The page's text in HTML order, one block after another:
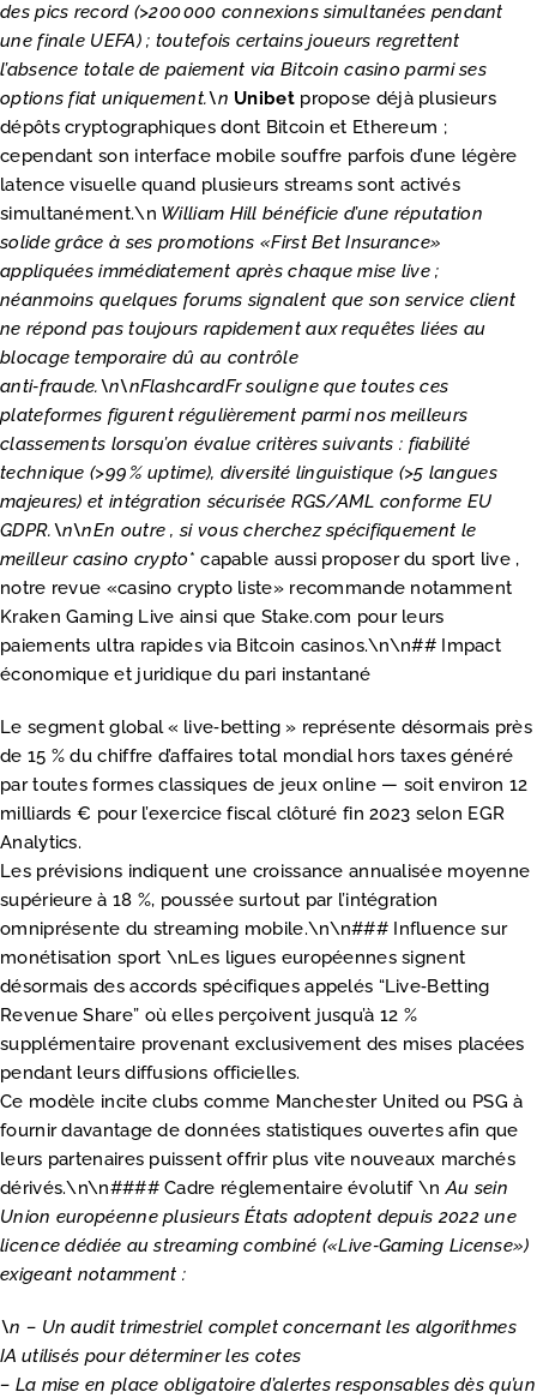
des pics record (>200 000 connexions simultanées pendant
une finale UEFA) ; toutefois certains joueurs regrettent
l’absence totale de paiement via Bitcoin casino parmi ses
options fiat uniquement.\n Unibetpropose déjà plusieurs
dépôts cryptographiques dont Bitcoin et Ethereum ;
cependant son interface mobile souffre parfois d’une légère
latence visuelle quand plusieurs streams sont activés
simultanément.\n William Hill bénéficie d’une réputation
solide grâce à ses promotions «​First Bet Insurance​»
appliquées immédiatement après chaque mise live ;
néanmoins quelques forums signalent que son service client
ne répond pas toujours rapidement aux requêtes liées au
blocage temporaire dû au contrôle
anti‑fraude.\n\nFlashcardFr souligne que toutes ces
plateformes figurent régulièrement parmi nos meilleurs
classements lorsqu’on évalue critères suivants : fiabilité
technique (>99 % uptime), diversité linguistique (>5 langues
majeures) et intégration sécurisée RGS/AML conforme EU
GDPR.\n\nEn outre , si vous cherchez spécifiquement le
meilleur casino crypto* capable aussi proposer du sport live ,
notre revue «casino crypto liste» recommande notamment
Kraken Gaming Live ainsi que Stake.com pour leurs
paiements ultra rapides via Bitcoin casinos.\n\n## Impact
économique et juridique du pari instantané
Le segment global « live‑betting » représente désormais près
de 15 % du chiffre d’affaires total mondial hors taxes généré
par toutes formes classiques de jeux online — soit environ 12
milliards € pour l’exercice fiscal clôturé fin 2023 selon EGR
Analytics.
Les prévisions indiquent une croissance annualisée moyenne
supérieure à 18 %, poussée surtout par l’intégration
omniprésente du streaming mobile.\n\n### Influence sur
monétisation sport \nLes ligues européennes signent
désormais des accords spécifiques appelés “Live‑Betting
Revenue Share” où elles perçoivent jusqu’à 12 %
supplémentaire provenant exclusivement des mises placées
pendant leurs diffusions officielles.
Ce modèle incite clubs comme Manchester United ou PSG à
fournir davantage de données statistiques ouvertes afin que
leurs partenaires puissent offrir plus vite nouveaux marchés
dérivés.\n\n#### Cadre réglementaire évolutif \n Au sein
Union européenne plusieurs États adoptent depuis 2022 une
licence dédiée au streaming combiné («Live‐Gaming License»)
exigeant notamment :
\n – Un audit trimestriel complet concernant les algorithmes
IA utilisés pour déterminer les cotes
– La mise en place obligatoire d’alertes responsables dès qu’un